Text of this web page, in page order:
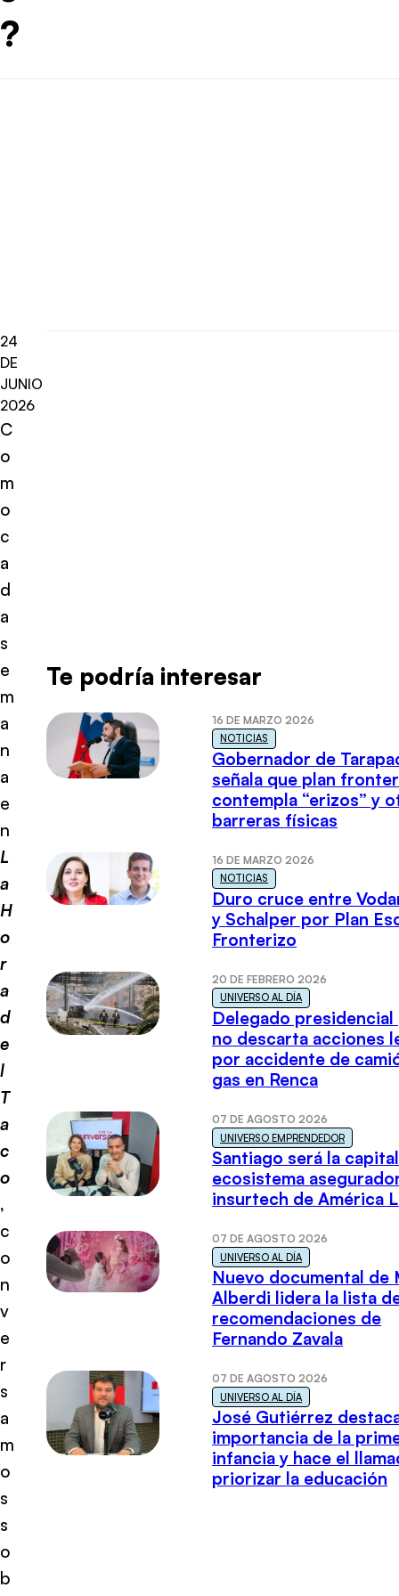
?
24
DE
JUNIO
2026
C
o
m
o
c
a
d
a
s
e
m
a
n
a
e
n
L
a
H
o
r
a
d
e
l
T
a
c
o
,
c
o
n
v
e
r
s
a
m
o
s
s
o
b
Te podría interesar
16 DE MARZO 2026
NOTICIAS
Gobernador de
señala que plan
contempla “erizos” y
barreras físicas
16 DE MARZO 2026
NOTICIAS
Duro cruce entre
y Schalper por Plan
Fronterizo
20 DE FEBRERO 2026
UNIVERSO AL DÍA
Delegado presidencial
no descarta acciones
por accidente de
gas en Renca
07 DE AGOSTO 2026
UNIVERSO EMPRENDEDOR
Santiago será la
ecosistema
insurtech de América
07 DE AGOSTO 2026
UNIVERSO AL DÍA
Nuevo documental de
Alberdi lidera la lista
recomendaciones de
Fernando Zavala
07 DE AGOSTO 2026
UNIVERSO AL DÍA
José Gutiérrez
importancia de la
infancia y hace el
priorizar la educación